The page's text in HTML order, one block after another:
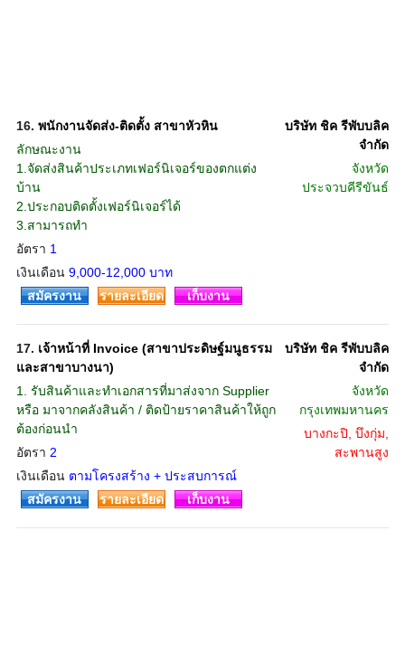
16. พนักงานจัดส่ง-ติดตั้ง สาขาหัวหิน
ลักษณะงาน
1.จัดส่งสินค้าประเภทเฟอร์นิเจอร์ของตกแต่ง
บ้าน
2.ประกอบติดตั้งเฟอร์นิเจอร์ได้
3.สามารถทำ
อัตรา 1
เงินเดือน 9,000-12,000 บาท
บริษัท ชิค รีพับบลิค
จำกัด
จังหวัด
ประจวบคีรีขันธ์
สมัครงาน รายละเอียด เก็บงาน
17. เจ้าหน้าที่ Invoice (สาขาประดิษฐ์มนูธรรม
และสาขาบางนา)
1. รับสินค้าและทำเอกสารที่มาส่งจาก Supplier
หรือ มาจากคลังสินค้า / ติดป้ายราคาสินค้าให้ถูก
ต้องก่อนนำ
อัตรา 2
เงินเดือน ตามโครงสร้าง + ประสบการณ์
บริษัท ชิค รีพับบลิค
จำกัด
จังหวัด
กรุงเทพมหานคร
บางกะปิ, บึงกุ่ม,
สะพานสูง
สมัครงาน รายละเอียด เก็บงาน